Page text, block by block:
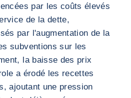
par les coûts élevés
de la dette,
par l'augmentation de la
subventions sur les
la baisse des prix
a érodé les recettes
ajoutant une pression